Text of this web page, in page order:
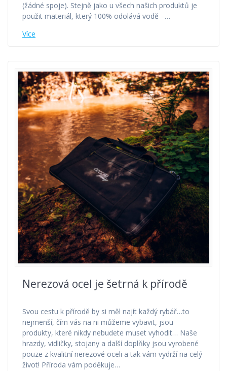
(žádné spoje). Stejně jako u všech našich produktů je
použit materiál, který 100% odolává vodě –…
Více
Nerezová ocel je šetrná k přírodě
Svou cestu k přírodě by si měl najít každý rybář…to
nejmenší, čím vás na ni můžeme vybavit, jsou
produkty, které nikdy nebudete muset vyhodit… Naše
hrazdy, vidličky, stojany a další doplňky jsou vyrobené
pouze z kvalitní nerezové oceli a tak vám vydrží na celý
život! Příroda vám poděkuje…